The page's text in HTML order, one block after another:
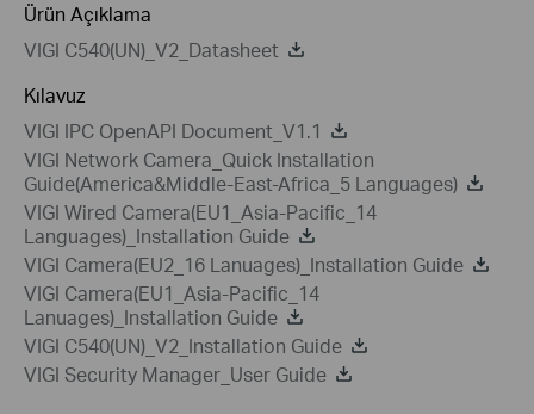
Ürün Açıklama
VIGI C540(UN)_V2_Datasheet
Kılavuz
VIGI IPC OpenAPI Document_V1.1
VIGI Network Camera_Quick Installation
Guide(America&Middle-East-Africa_5 Languages)
VIGI Wired Camera(EU1_Asia-Pacific_14
Languages)_Installation Guide
VIGI Camera(EU2_16 Lanuages)_Installation Guide
VIGI Camera(EU1_Asia-Pacific_14
Lanuages)_Installation Guide
VIGI C540(UN)_V2_Installation Guide
VIGI Security Manager_User Guide